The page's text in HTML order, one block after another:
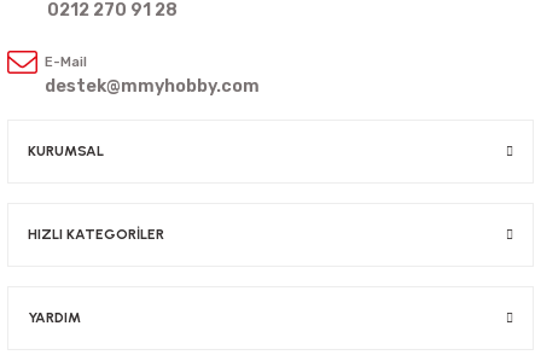
0212 270 91 28
E-Mail
destek@mmyhobby.com
KURUMSAL
HIZLI KATEGORİLER
YARDIM